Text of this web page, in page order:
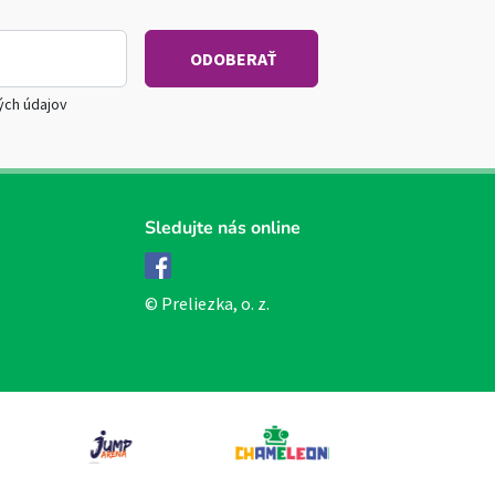
údajov
Sledujte nás online
© Preliezka, o. z.